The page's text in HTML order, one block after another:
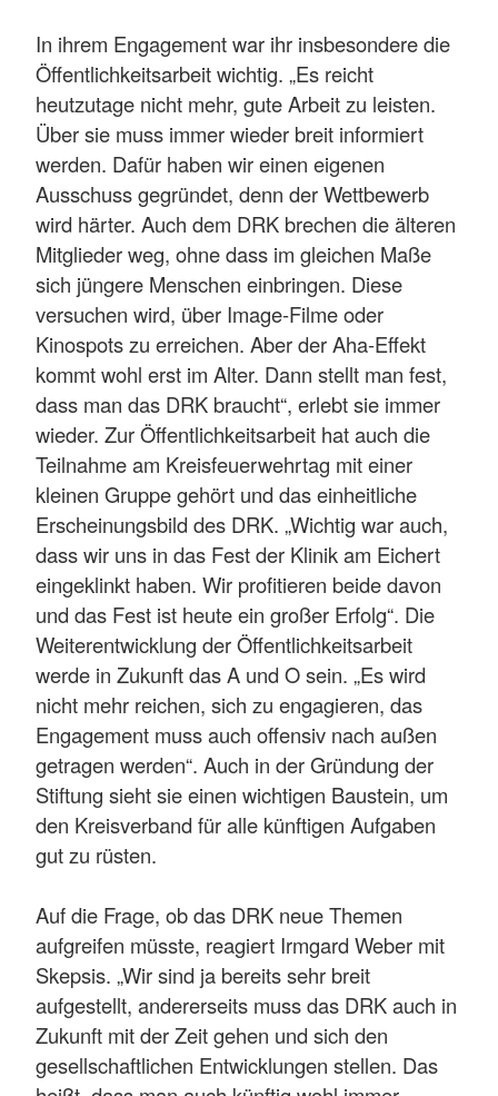
In ihrem Engagement war ihr insbesondere die
Öffentlichkeitsarbeit wichtig. „Es reicht
heutzutage nicht mehr, gute Arbeit zu leisten.
Über sie muss immer wieder breit informiert
werden. Dafür haben wir einen eigenen
Ausschuss gegründet, denn der Wettbewerb
wird härter. Auch dem DRK brechen die älteren
Mitglieder weg, ohne dass im gleichen Maße
sich jüngere Menschen einbringen. Diese
versuchen wird, über Image-Filme oder
Kinospots zu erreichen. Aber der Aha-Effekt
kommt wohl erst im Alter. Dann stellt man fest,
dass man das DRK braucht“, erlebt sie immer
wieder. Zur Öffentlichkeitsarbeit hat auch die
Teilnahme am Kreisfeuerwehrtag mit einer
kleinen Gruppe gehört und das einheitliche
Erscheinungsbild des DRK. „Wichtig war auch,
dass wir uns in das Fest der Klinik am Eichert
eingeklinkt haben. Wir profitieren beide davon
und das Fest ist heute ein großer Erfolg“. Die
Weiterentwicklung der Öffentlichkeitsarbeit
werde in Zukunft das A und O sein. „Es wird
nicht mehr reichen, sich zu engagieren, das
Engagement muss auch offensiv nach außen
getragen werden“. Auch in der Gründung der
Stiftung sieht sie einen wichtigen Baustein, um
den Kreisverband für alle künftigen Aufgaben
gut zu rüsten.
Auf die Frage, ob das DRK neue Themen
aufgreifen müsste, reagiert Irmgard Weber mit
Skepsis. „Wir sind ja bereits sehr breit
aufgestellt, andererseits muss das DRK auch in
Zukunft mit der Zeit gehen und sich den
gesellschaftlichen Entwicklungen stellen. Das